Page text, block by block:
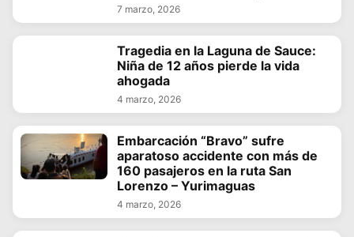
7 marzo, 2026
Tragedia en la Laguna de Sauce:
Niña de 12 años pierde la vida
ahogada
4 marzo, 2026
Embarcación “Bravo” sufre
aparatoso accidente con más de
160 pasajeros en la ruta San
Lorenzo – Yurimaguas
4 marzo, 2026